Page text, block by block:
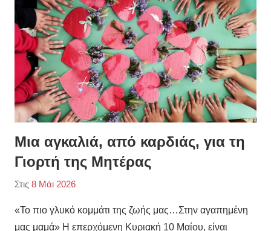
Μια αγκαλιά, από καρδιάς, για τη
Γιορτή της Μητέρας
Στις 8 Μάι 2026
ΒΑΣΙΛΙΚΗ
Δ,
«Το πιο γλυκό κομμάτι της ζωής μας…Στην αγαπημένη
μας μαμά» Η επερχόμενη Κυριακή 10 Μαίου, είναι